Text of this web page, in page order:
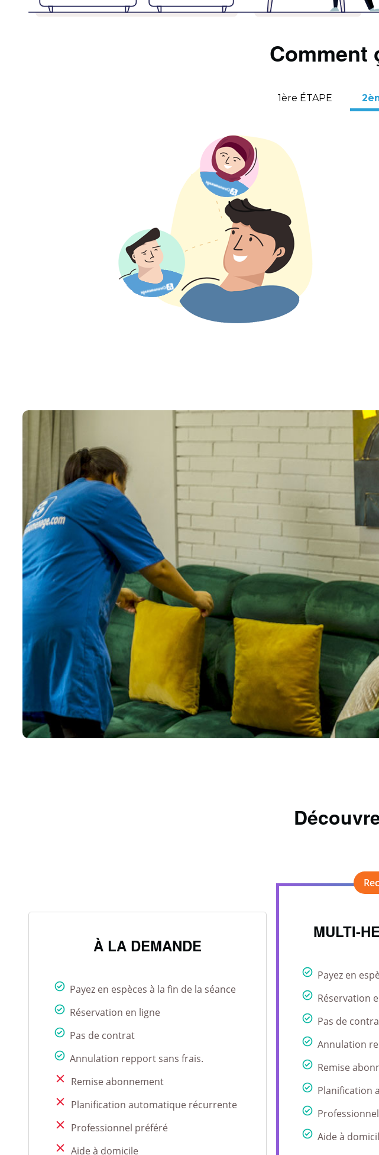
Comment
1ère ÉTAPE
MULTI-
Payez en
Réservation
Pas de
Annulation
Remise
Planification
Aide à
À LA DEMANDE
Payez en espèces à la fin de la séance
Réservation en ligne
Pas de contrat
Annulation repport sans frais.
Remise abonnement
Planification automatique récurrente
Professionnel préféré
Aide à domicile